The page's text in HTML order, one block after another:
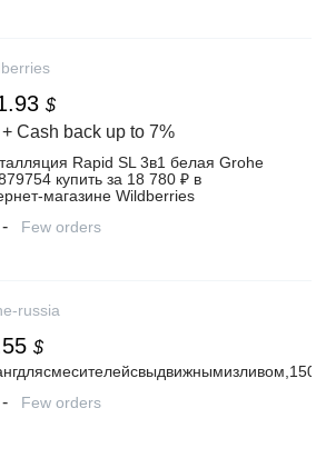
$
+ Cash back up to 7%
Rapid SL 3в1 белая Grohe
купить за 18 780 ₽ в
Wildberries
- Few orders
russia
$
- Few orders